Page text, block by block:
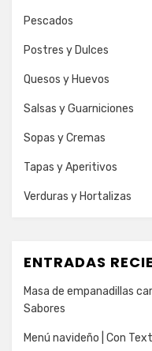
Pescados
Postres y Dulces
Quesos y Huevos
Salsas y Guarniciones
Sopas y Cremas
Tapas y Aperitivos
Verduras y Hortalizas
ENTRADAS
Masa de empanadillas
Sabores
Menú navideño | Con